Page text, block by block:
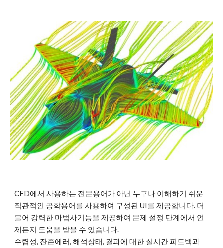
CFD에서 사용하는 전문용어가 아닌 누구나 이해하기 쉬운
직관적인 공학용어를 사용하여 구성된 UI를 제공합니다. 더
불어 강력한 마법사기능을 제공하여 문제 설정 단계에서 언
제든지 도움을 받을 수 있습니다.
수렴성, 잔존에러, 해석상태, 결과에 대한 실시간 피드백과